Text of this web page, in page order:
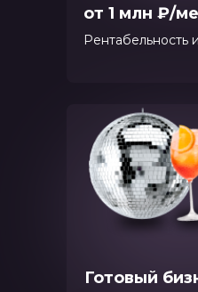
Готовый
от 1 млн ₽/
Рентабельность